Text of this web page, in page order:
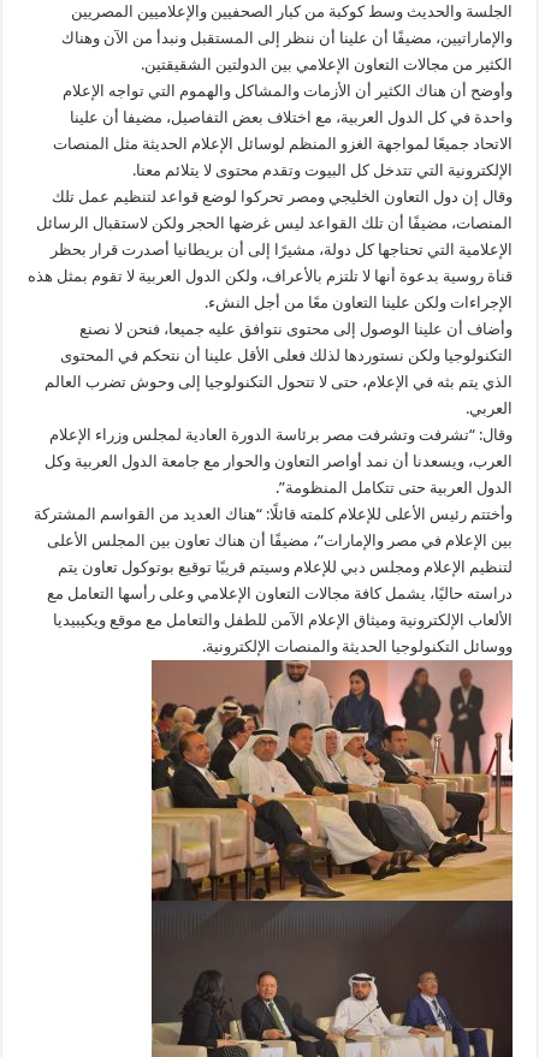
الجلسة والحديث وسط كوكبة من كبار الصحفيين والإعلاميين المصريين
والإماراتيين، مضيفًا أن علينا أن ننظر إلى المستقبل ونبدأ من الآن وهناك
الكثير من مجالات التعاون الإعلامي بين الدولتين الشقيقتين.
وأوضح أن هناك الكثير أن الأزمات والمشاكل والهموم التي تواجه الإعلام
واحدة في كل الدول العربية، مع اختلاف بعض التفاصيل، مضيفا أن علينا
الاتحاد جميعًا لمواجهة الغزو المنظم لوسائل الإعلام الحديثة مثل المنصات
الإلكترونية التي تتدخل كل البيوت وتقدم محتوى لا يتلائم معنا.
وقال إن دول التعاون الخليجي ومصر تحركوا لوضع قواعد لتنظيم عمل تلك
المنصات، مضيفًا أن تلك القواعد ليس غرضها الحجر ولكن لاستقبال الرسائل
الإعلامية التي تحتاجها كل دولة، مشيرًا إلى أن بريطانيا أصدرت قرار بحظر
قناة روسية بدعوة أنها لا تلتزم بالأعراف، ولكن الدول العربية لا تقوم بمثل هذه
الإجراءات ولكن علينا التعاون معًا من أجل النشء.
وأضاف أن علينا الوصول إلى محتوى نتوافق عليه جميعا، فنحن لا نصنع
التكنولوجيا ولكن نستوردها لذلك فعلى الأقل علينا أن نتحكم في المحتوى
الذي يتم بثه في الإعلام، حتى لا تتحول التكنولوجيا إلى وحوش تضرب العالم
العربي.
وقال: “تشرفت وتشرفت مصر برئاسة الدورة العادية لمجلس وزراء الإعلام
العرب، ويسعدنا أن نمد أواصر التعاون والحوار مع جامعة الدول العربية وكل
الدول العربية حتى تتكامل المنظومة”.
وأختتم رئيس الأعلى للإعلام كلمته قائلًا: “هناك العديد من القواسم المشتركة
بين الإعلام في مصر والإمارات”، مضيفًا أن هناك تعاون بين المجلس الأعلى
لتنظيم الإعلام ومجلس دبي للإعلام وسيتم قريبًا توقيع بوتوكول تعاون يتم
دراسته حاليًا، يشمل كافة مجالات التعاون الإعلامي وعلى رأسها التعامل مع
الألعاب الإلكترونية وميثاق الإعلام الآمن للطفل والتعامل مع موقع ويكيبيديا
ووسائل التكنولوجيا الحديثة والمنصات الإلكترونية.